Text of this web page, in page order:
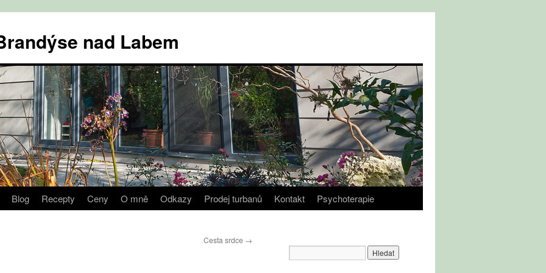
nad Labem
Blog Recepty Ceny O mně Odkazy Prodej turbanů Kontakt Psychoterapie
Cesta srdce →